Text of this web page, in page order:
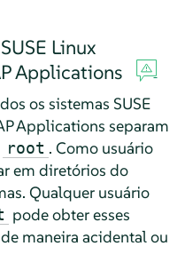
SUSE Linux
Applications
os sistemas SUSE
Applications separam
root . Como usuário
em diretórios do
Qualquer usuário
pode obter esses
maneira acidental ou